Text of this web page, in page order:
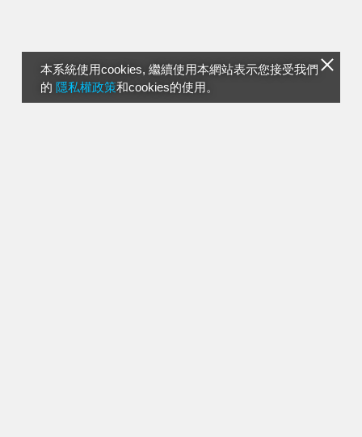
本系統使用cookies, 繼續使用本網站表示您接受我們
的 隱私權政策和cookies的使用。